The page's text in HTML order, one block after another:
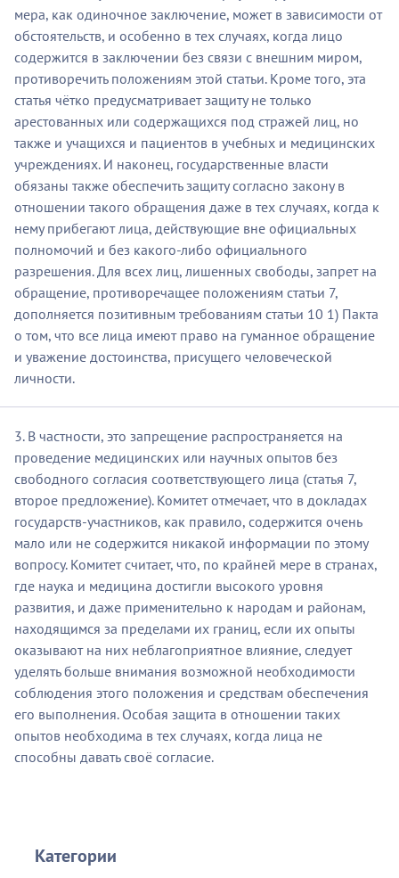
Категории
мера, как одиночное заключение, может в зависимости от
обстоятельств, и особенно в тех случаях, когда лицо
содержится в заключении без связи с внешним миром,
противоречить положениям этой статьи. Кроме того, эта
статья чётко предусматривает защиту не только
арестованных или содержащихся под стражей лиц, но
также и учащихся и пациентов в учебных и медицинских
учреждениях. И наконец, государственные власти
обязаны также обеспечить защиту согласно закону в
отношении такого обращения даже в тех случаях, когда к
нему прибегают лица, действующие вне официальных
полномочий и без какого-либо официального
разрешения. Для всех лиц, лишенных свободы, запрет на
обращение, противоречащее положениям статьи 7,
дополняется позитивным требованиям статьи 10 1) Пакта
о том, что все лица имеют право на гуманное обращение
и уважение достоинства, присущего человеческой
личности.
3. В частности, это запрещение распространяется на
проведение медицинских или научных опытов без
свободного согласия соответствующего лица (статья 7,
второе предложение). Комитет отмечает, что в докладах
государств-участников, как правило, содержится очень
мало или не содержится никакой информации по этому
вопросу. Комитет считает, что, по крайней мере в странах,
где наука и медицина достигли высокого уровня
развития, и даже применительно к народам и районам,
находящимся за пределами их границ, если их опыты
оказывают на них неблагоприятное влияние, следует
уделять больше внимания возможной необходимости
соблюдения этого положения и средствам обеспечения
его выполнения. Особая защита в отношении таких
опытов необходима в тех случаях, когда лица не
способны давать своё согласие.